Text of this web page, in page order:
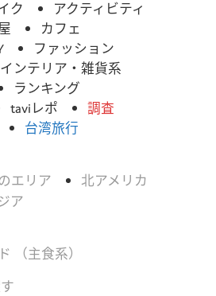
ク
アクティビティ
カフェ
ファッション
インテリア・雑貨系
ランキング
taviレポ
調査
台湾旅行
エリア
北アメリカ
ア
（主食系）